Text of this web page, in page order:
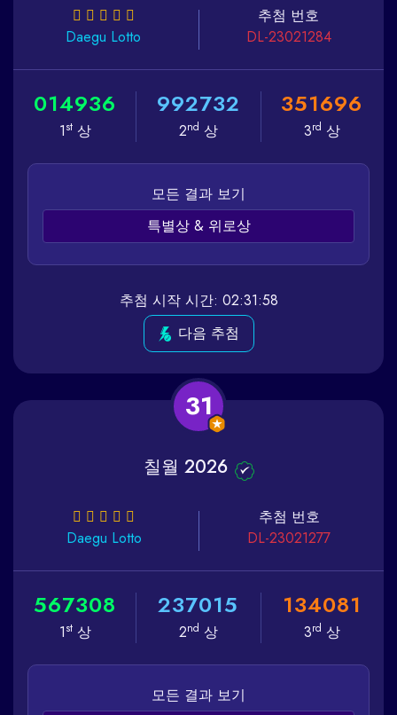
Daegu Lotto
추첨 번호
DL-23021284
014936
1st상
992732
2nd 상
351696
3rd 상
모든 결과 보기
특별상 & 위로상
추첨 시작 시간: 02:31:58
다음 추첨
31
칠월 2026
Daegu Lotto
추첨 번호
DL-23021277
567308
1st상
237015
2nd 상
134081
3rd 상
모든 결과 보기